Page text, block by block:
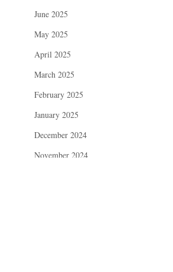
June 2025
May 2025
April 2025
March 2025
February 2025
January 2025
December 2024
November 2024